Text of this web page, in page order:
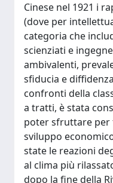
Cinese nel 1921 i
(dove per
categoria che
scienziati e
ambivalenti,
sfiducia e
confronti della
a tratti, è stata
poter sfruttare per
sviluppo
state le reazioni
al clima più
dopo la fine della